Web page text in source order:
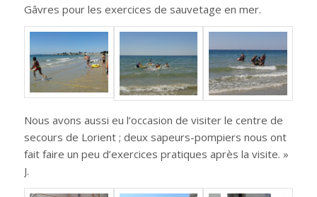
Gâvres pour les exercices de sauvetage en mer.
Nous avons aussi eu l’occasion de visiter le centre de
secours de Lorient ; deux sapeurs-pompiers nous ont
fait faire un peu d’exercices pratiques après la visite. »
J.